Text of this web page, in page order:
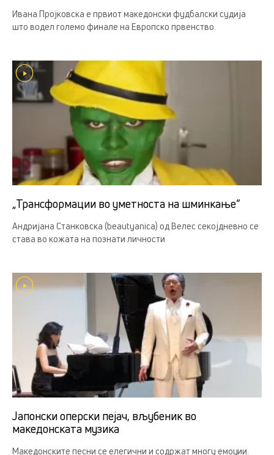
Ивана Пројковска е првиот македонски фудбалски судија
што водел големо финале на Европско првенство.
„Трансформации во уметноста на шминкање“
Андријана Станковска (beautyanica) од Велес секојдневно се
става во кожата на познати личности
Јапонски оперски пејач, вљубеник во
македонската музика
Македонските песни се елегични и содржат многу емоции.